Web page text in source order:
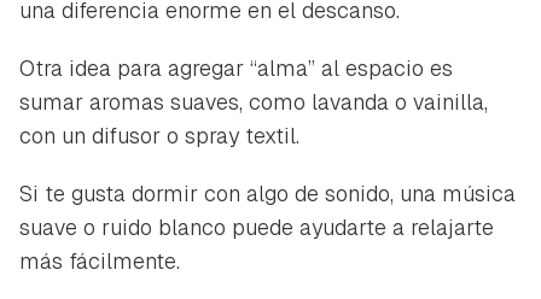
una diferencia enorme en el descanso.
Otra idea para agregar “alma” al espacio es
sumar aromas suaves, como lavanda o vainilla,
con un difusor o spray textil.
Si te gusta dormir con algo de sonido, una música
suave o ruido blanco puede ayudarte a relajarte
más fácilmente.